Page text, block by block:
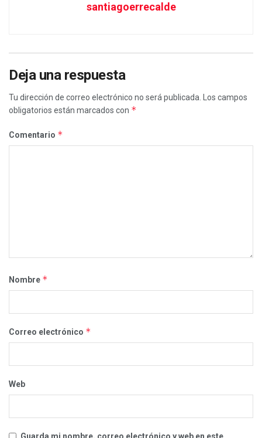
santiagoerrecalde
Deja una respuesta
Tu dirección de correo electrónico no será publicada.
Los campos
obligatorios están marcados con *
Comentario *
Nombre *
Correo electrónico *
Web